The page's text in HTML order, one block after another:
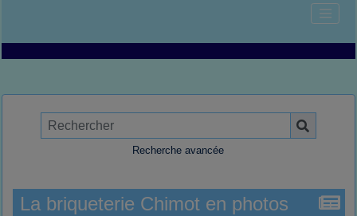
Recherche avancée
La briqueterie Chimot en photos